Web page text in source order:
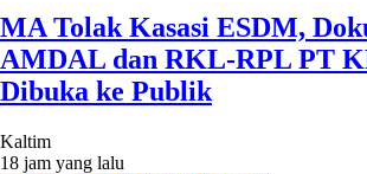
MA Tolak Kasasi ESDM,
AMDAL dan RKL-RPL PT
Dibuka ke Publik
Kaltim
18 jam yang lalu